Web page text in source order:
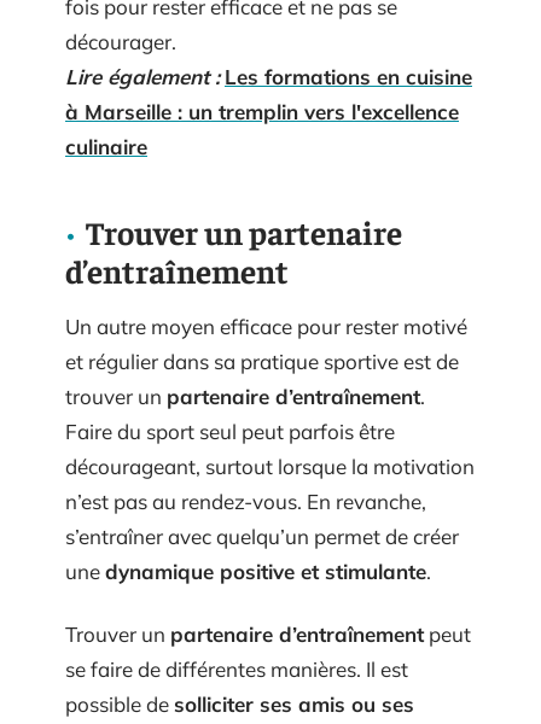
fois pour rester efficace et ne pas se
décourager.
Lire également : Les formations en cuisine
à Marseille : un tremplin vers l'excellence
culinaire
Trouver un partenaire
d’entraînement
Un autre moyen efficace pour rester motivé
et régulier dans sa pratique sportive est de
trouver un partenaire d’entraînement.
Faire du sport seul peut parfois être
décourageant, surtout lorsque la motivation
n’est pas au rendez-vous. En revanche,
s’entraîner avec quelqu’un permet de créer
unedynamique positive et stimulante.
Trouver un partenaire d’entraînementpeut
se faire de différentes manières. Il est
possible desolliciter ses amis ou ses